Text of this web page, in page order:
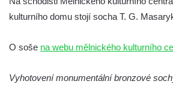
Socha Smilodon v ZOO Hluboká
Socha Veledaněk v ZOO Hluboká
Socha Koroun bezzubý v ZOO Hluboká
Socha Medvěd jeskynní v ZOO Hluboká
kulturního domu stojí socha T. G.
O soše na webu mělnického kulturního
Vyhotovení monumentální bronzové